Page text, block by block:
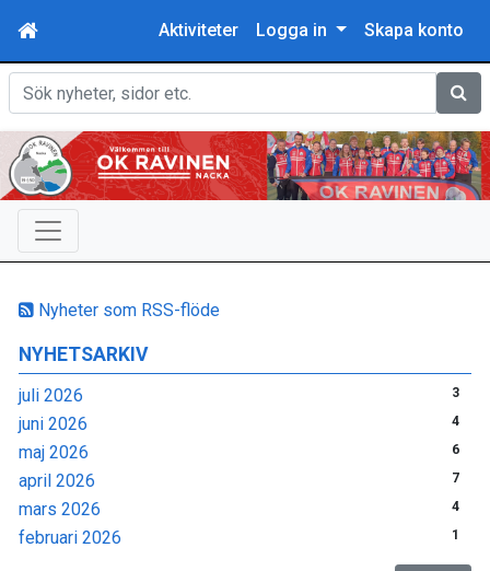
Aktiviteter Logga in Skapa konto
Sök
Nyheter som RSS-flöde
NYHETSARKIV
juli 2026 3
juni 2026 4
maj 2026 6
april 2026 7
mars 2026 4
februari 2026 1